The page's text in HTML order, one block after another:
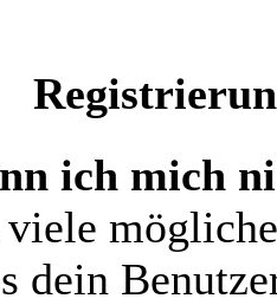
ich mich
dein